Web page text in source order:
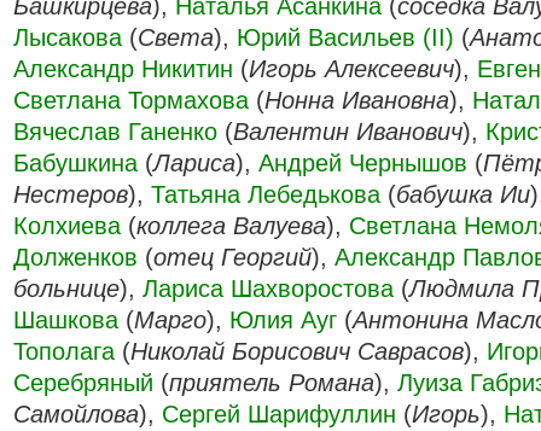
Башкирцева), Наталья Асанкина (соседка
Лысакова (Света), Юрий Васильев (II) (
Александр Никитин (Игорь Алексеевич),
Светлана Тормахова (Нонна Ивановна),
Вячеслав Ганенко (Валентин Иванович),
Бабушкина (Лариса), Андрей Чернышов (
Нестеров), Татьяна Лебедькова (бабушка Ии
Колхиева (коллега Валуева), Светлана
Долженков (отец Георгий), Александр
больнице), Лариса Шахворостова (Людмила
Шашкова (Марго), Юлия Ауг (Антонина
Тополага (Николай Борисович Саврасов),
Серебряный (приятель Романа), Луиза
Самойлова), Сергей Шарифуллин (Игорь),